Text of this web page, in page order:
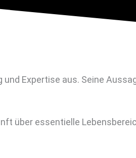
Expertise aus. Seine
über essentielle